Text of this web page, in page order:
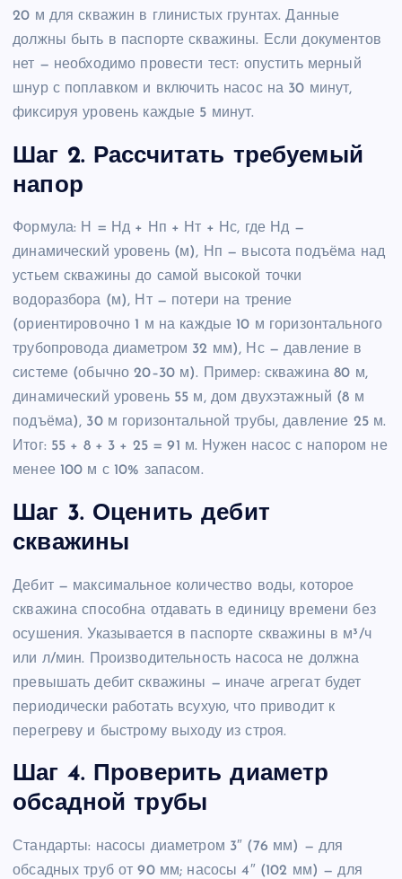
20 м для скважин в глинистых грунтах. Данные
должны быть в паспорте скважины. Если документов
нет — необходимо провести тест: опустить мерный
шнур с поплавком и включить насос на 30 минут,
фиксируя уровень каждые 5 минут.
Шаг 2. Рассчитать требуемый
напор
Формула: Н = Нд + Нп + Нт + Нс, где Нд —
динамический уровень (м), Нп — высота подъёма над
устьем скважины до самой высокой точки
водоразбора (м), Нт — потери на трение
(ориентировочно 1 м на каждые 10 м горизонтального
трубопровода диаметром 32 мм), Нс — давление в
системе (обычно 20–30 м). Пример: скважина 80 м,
динамический уровень 55 м, дом двухэтажный (8 м
подъёма), 30 м горизонтальной трубы, давление 25 м.
Итог: 55 + 8 + 3 + 25 = 91 м. Нужен насос с напором не
менее 100 м с 10% запасом.
Шаг 3. Оценить дебит
скважины
Дебит — максимальное количество воды, которое
скважина способна отдавать в единицу времени без
осушения. Указывается в паспорте скважины в м³/ч
или л/мин. Производительность насоса не должна
превышать дебит скважины — иначе агрегат будет
периодически работать всухую, что приводит к
перегреву и быстрому выходу из строя.
Шаг 4. Проверить диаметр
обсадной трубы
Стандарты: насосы диаметром 3″ (76 мм) — для
обсадных труб от 90 мм; насосы 4″ (102 мм) — для